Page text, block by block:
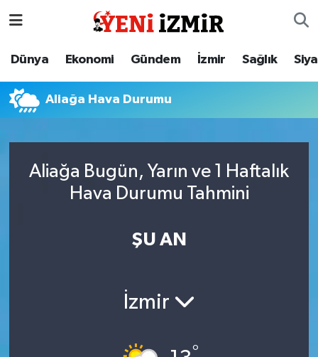
Dünya Ekonomi Gündem İzmir Sağlık
Aliağa Hava Durumu
Aliağa Bugün, Yarın ve 1 Haftalık
Hava Durumu Tahmini
ŞU AN
İzmir
°
Dünya
İzmir
Sağlık
İzmir Nöbetçi Eczaneler
İzmir Trafik Yoğunluk Haritası
Süper Lig Puan Durumu ve Fikstür